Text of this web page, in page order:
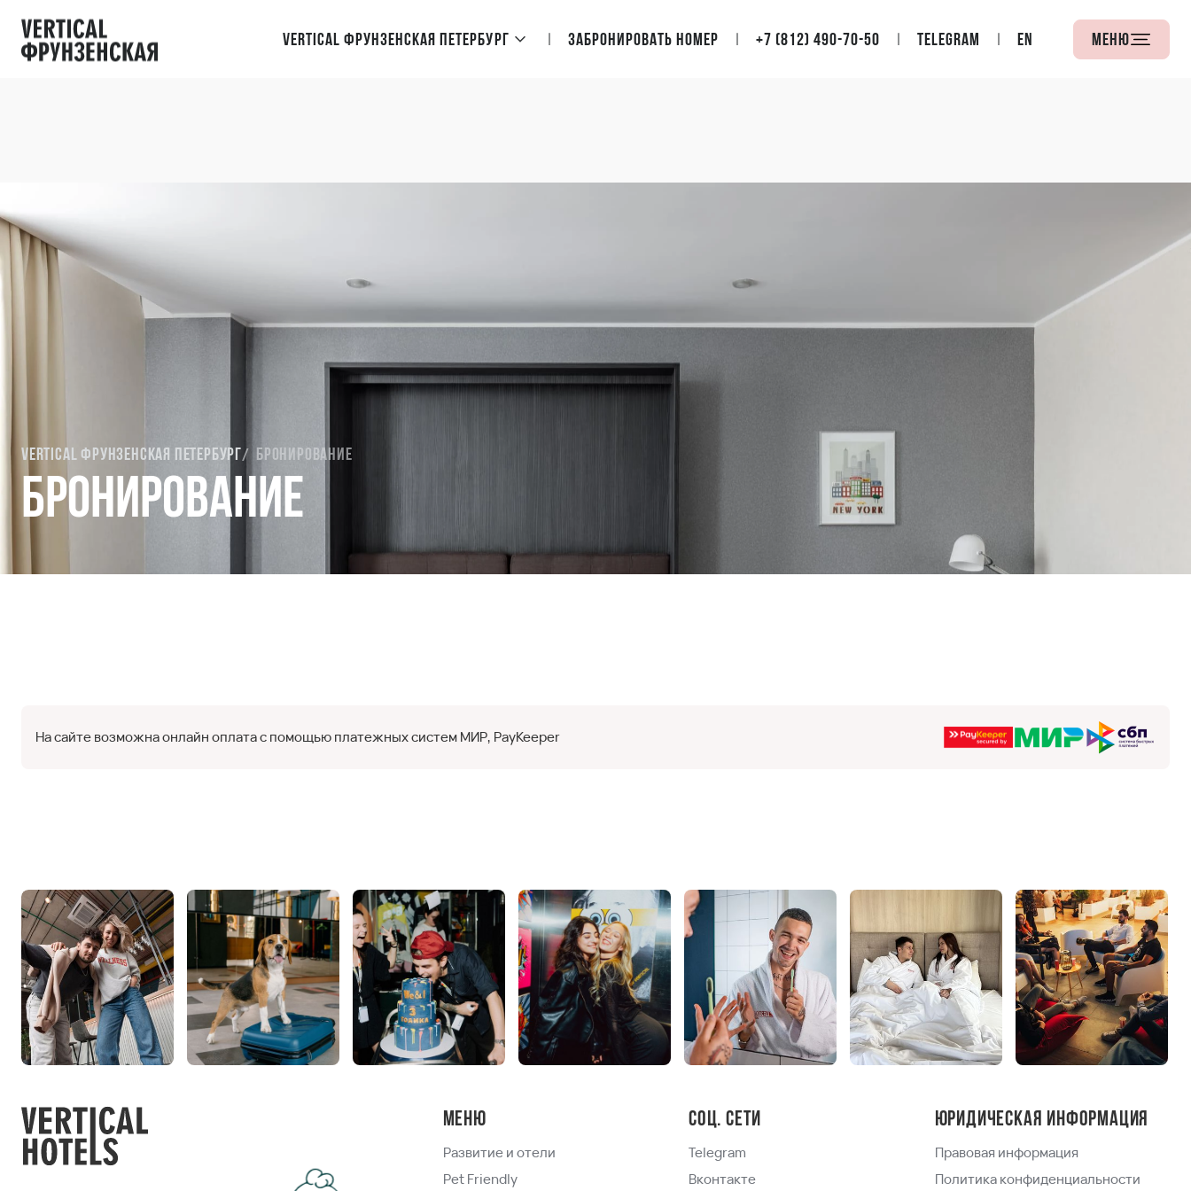
Vertical Фрунзенская Петербург Забронировать номер +7 (812) 490-70-50 Telegram EN Меню
Vertical Фрунзенская Петербург Бронирование
Бронирование
На сайте возможна онлайн оплата с помощью платежных систем МИР, PayKeeper
Меню
Развитие и отели
Pet Friendly
Соц. сети
Telegram
Вконтакте
Юридическая информация
Правовая информация
Политика конфиденциальности